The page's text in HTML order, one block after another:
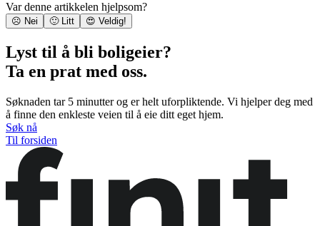
Var denne artikkelen hjelpsom?
☹️ Nei 🙂 Litt 😍 Veldig!
Lyst til å bli boligeier?
Ta en prat med oss.
Søknaden tar 5 minutter og er helt uforpliktende. Vi hjelper deg med
å finne den enkleste veien til å eie ditt eget hjem.
Søk nå
Til forsiden